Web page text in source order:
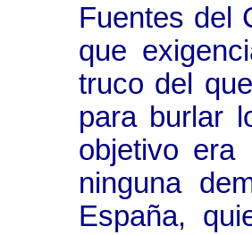
Fuentes del
que
truco del
para burlar
objetivo era
ninguna
España,